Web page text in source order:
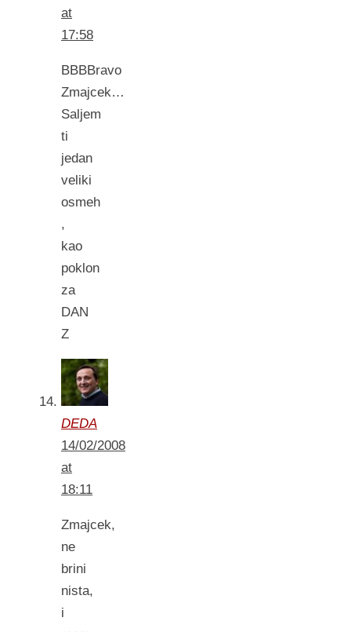
at
17:58
BBBBravo
Zmajcek…
Saljem
ti
jedan
veliki
osmeh
,
kao
poklon
za
DAN
Z
DEDA
14/02/2008
at
18:11
Zmajcek,
ne
brini
nista,
i